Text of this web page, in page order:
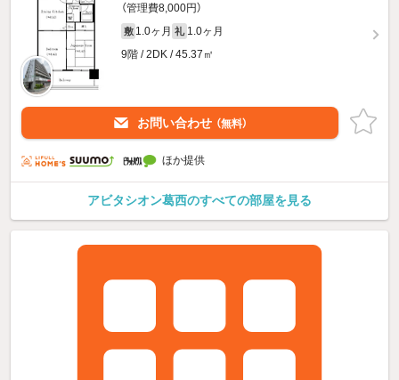
（管理費8,000円）
敷 1.0ヶ月 礼 1.0ヶ月
9階 / 2DK / 45.37㎡
お問い合わせ （無料）
ほか提供
アビタシオン葛西のすべての部屋を見る